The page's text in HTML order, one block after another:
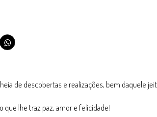
de descobertas e realizações, bem daquele
lhe traz paz, amor e felicidade!